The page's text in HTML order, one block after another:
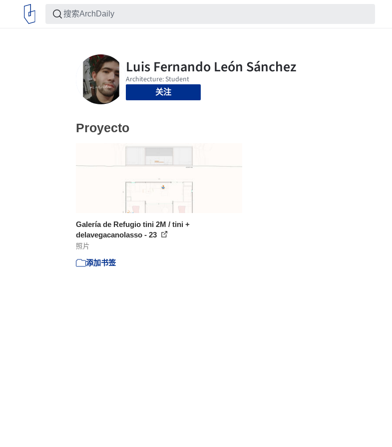
关注
Proyecto
Galería de Refugio tini 2M / tini +
delavegacanolasso - 23
照片
添加书签